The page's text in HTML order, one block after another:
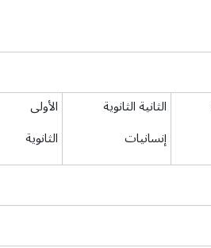
الثانية الثانوية
إنسانيات
الأولى
الثانوية